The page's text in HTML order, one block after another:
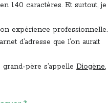
140 caractères. Et surtout, je
expérience professionnelle.
d’adresse que l’on aurait
père s’appelleDiogène,